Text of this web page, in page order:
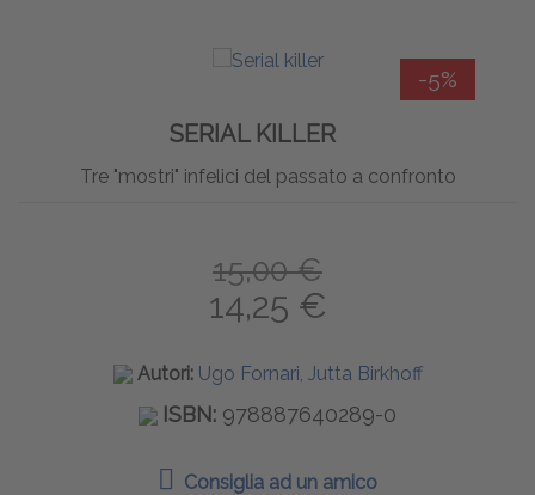
-5%
SERIAL KILLER
Tre "mostri" infelici del passato a confronto
15,00 €
14,25 €
Autori: Ugo Fornari, Jutta Birkhoff
ISBN: 978887640289-0
Consiglia ad un amico